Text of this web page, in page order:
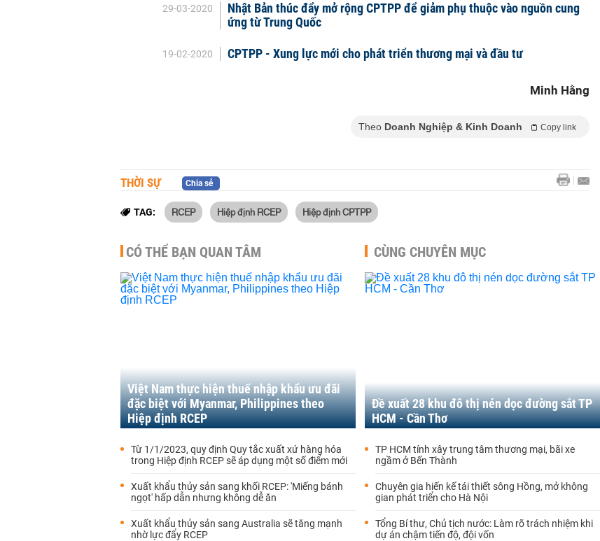
29-03-2020
Nhật Bản thúc đẩy mở rộng CPTPP để giảm phụ thuộc vào nguồn cung
ứng từ Trung Quốc
19-02-2020 CPTPP - Xung lực mới cho phát triển thương mại và đầu tư
Minh Hằng
Theo Doanh Nghiệp & Kinh Doanh Copy link
THỜI SỰ Chia sẻ
TAG: RCEP Hiệp định RCEP Hiệp định CPTPP
CÓ THỂ BẠN QUAN TÂM
Việt Nam thực hiện thuế nhập khẩu ưu đãi
đặc biệt với Myanmar, Philippines theo
Hiệp định RCEP
Từ 1/1/2023, quy định Quy tắc xuất xứ hàng hóa
trong Hiệp định RCEP sẽ áp dụng một số điểm mới
Xuất khẩu thủy sản sang khối RCEP: 'Miếng bánh
ngọt' hấp dẫn nhưng không dễ ăn
Xuất khẩu thủy sản sang Australia sẽ tăng mạnh
nhờ lực đẩy RCEP
CÙNG CHUYÊN MỤC
Đề xuất 28 khu đô thị nén dọc đường sắt TP
HCM - Cần Thơ
TP HCM tính xây trung tâm thương mại, bãi xe
ngầm ở Bến Thành
Chuyên gia hiến kế tái thiết sông Hồng, mở không
gian phát triển cho Hà Nội
Tổng Bí thư, Chủ tịch nước: Làm rõ trách nhiệm khi
dự án chậm tiến độ, đội vốn